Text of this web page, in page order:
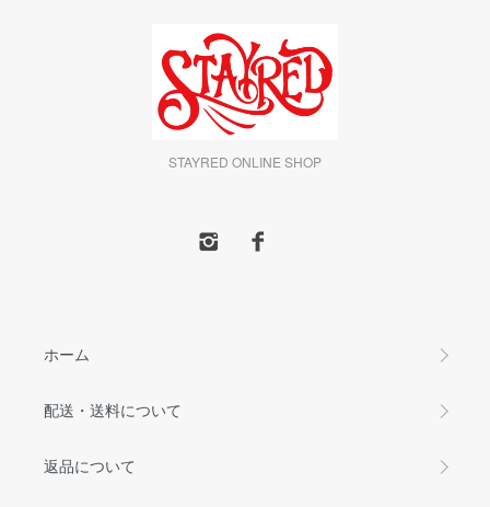
STAYRED ONLINE SHOP
ホーム
配送・送料について
返品について